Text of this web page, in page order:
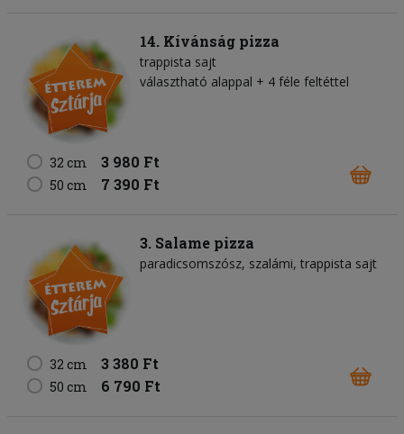
14. Kívánság pizza
trappista sajt
választható alappal + 4 féle feltéttel
32 cm 3 980 Ft
50 cm 7 390 Ft
3. Salame pizza
paradicsomszósz szalámi trappista sajt
32 cm 3 380 Ft
50 cm 6 790 Ft